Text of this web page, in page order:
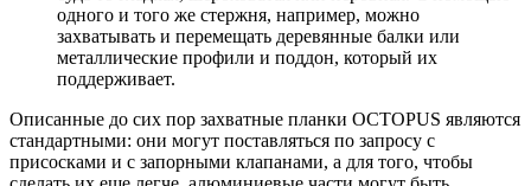
одного и того же стержня, например, можно
захватывать и перемещать деревянные балки или
металлические профили и поддон, который их
поддерживает.
Описанные до сих пор захватные планки OCTOPUS являются
стандартными: они могут поставляться по запросу с
присосками и с запорными клапанами, а для того, чтобы